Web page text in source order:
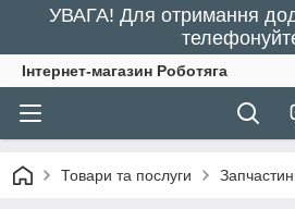
УВАГА! Для отримання
Інтернет-магазин Роботяга
Товари та послуги